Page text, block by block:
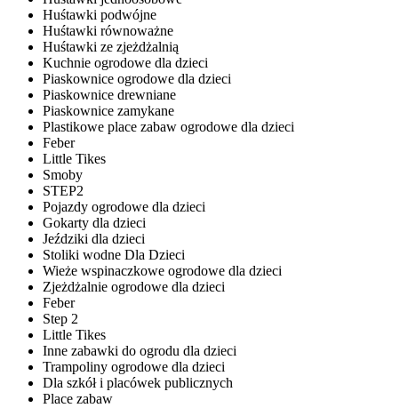
Huśtawki podwójne
Huśtawki równoważne
Huśtawki ze zjeżdżalnią
Kuchnie ogrodowe dla dzieci
Piaskownice ogrodowe dla dzieci
Piaskownice drewniane
Piaskownice zamykane
Plastikowe place zabaw ogrodowe dla dzieci
Feber
Little Tikes
Smoby
STEP2
Pojazdy ogrodowe dla dzieci
Gokarty dla dzieci
Jeździki dla dzieci
Stoliki wodne Dla Dzieci
Wieże wspinaczkowe ogrodowe dla dzieci
Zjeżdżalnie ogrodowe dla dzieci
Feber
Step 2
Little Tikes
Inne zabawki do ogrodu dla dzieci
Trampoliny ogrodowe dla dzieci
Dla szkół i placówek publicznych
Place zabaw